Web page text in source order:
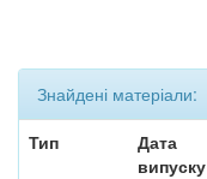
Знайдені матеріали:
Тип
Дата
випуску